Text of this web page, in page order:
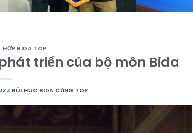
HỢP BIDA TOP
triển của bộ môn Bida
BỞI HỌC BIDA CÙNG TOP